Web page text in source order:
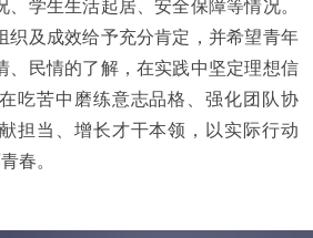
学生生活起居、安全保障等情况。
织及成效给予充分肯定， 并希望青年
、民情的了解，在实践中坚定理想信
吃苦中磨练意志品格、强化团队协
担当、增长才干本领，以实际行动
青春。